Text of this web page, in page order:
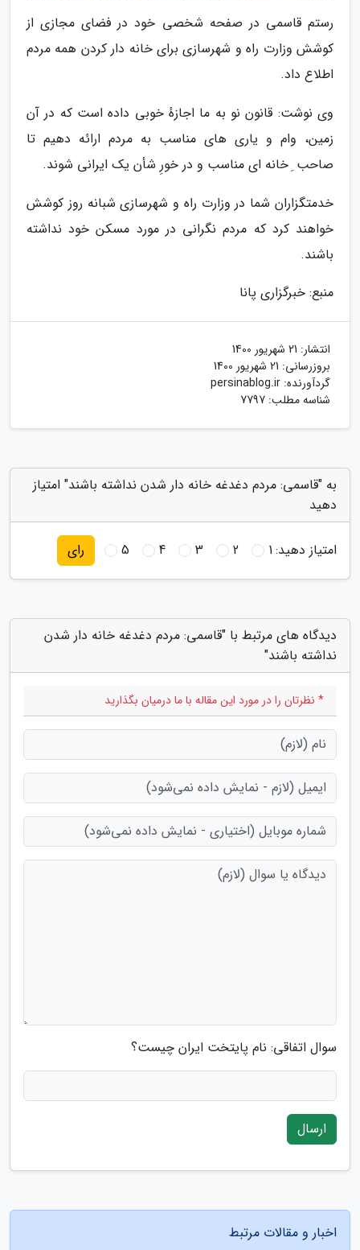
رستم قاسمی در صفحه شخصی خود در فضای مجازی از
کوشش وزارت راه و شهرسازی برای خانه دار کردن همه مردم
اطلاع داد.
وی نوشت: قانون نو به ما اجازهٔ خوبی داده است که در آن
زمین، وام و یاری های مناسب به مردم ارائه دهیم تا
صاحب ِ خانه ای مناسب و در خورِ شأن یک ایرانی شوند.
خدمتگزاران شما در وزارت راه و شهرسازی شبانه روز کوشش
خواهند کرد که مردم نگرانی در مورد مسکن خود نداشته
باشند.
منبع: خبرگزاری پانا
انتشار: 21 شهریور 1400
بروزرسانی: 21 شهریور 1400
گردآورنده: persinablog.ir
شناسه مطلب: 7797
به "قاسمی: مردم دغدغه خانه دار شدن نداشته باشند" امتیاز
دهید
امتیاز دهید:1
2
3
4
5 رای
دیدگاه های مرتبط با "قاسمی: مردم دغدغه خانه دار شدن
نداشته باشند"
* نظرتان را در مورد این مقاله با ما درمیان بگذارید
سوال اتفاقی: نام پایتخت ایران چیست؟
ارسال
اخبار و مقالات مرتبط